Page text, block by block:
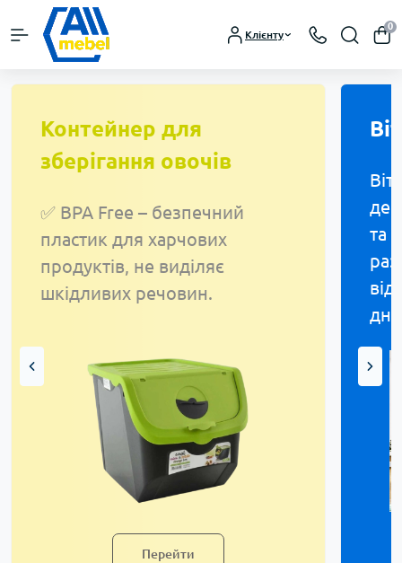
Клієнту
0
Контейнер для
зберігання овочів
✅ BPA Free – безпечний
пластик для харчових
продуктів, не виділяє
шкідливих речовин.
Перейти
де
та